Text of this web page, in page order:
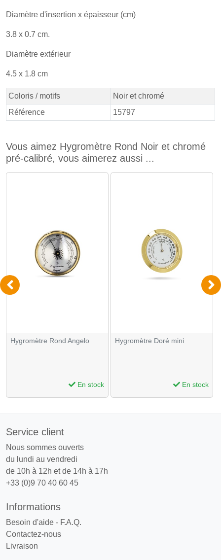
Diamètre d'insertion x épaisseur (cm)
3.8 x 0.7 cm.
Diamètre extérieur
4.5 x 1.8 cm
Coloris / motifs
Noir et chromé
Référence
15797
Vous aimez Hygromètre Rond Noir et chromé
pré-calibré, vous aimerez aussi ...
Hygromètre Rond Angelo
En stock
Hygromètre Doré mini
En stock
Service client
Nous sommes ouverts
du lundi au vendredi
de 10h à 12h et de 14h à 17h
+33 (0)9 70 40 60 45
Informations
Besoin d'aide - F.A.Q.
Contactez-nous
Livraison